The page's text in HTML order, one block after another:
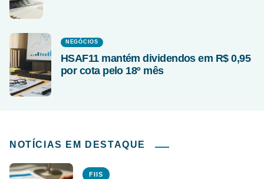
NEGÓCIOS
HSAF11 mantém dividendos em R$ 0,95
por cota pelo 18º mês
NOTÍCIAS EM DESTAQUE
FIIS